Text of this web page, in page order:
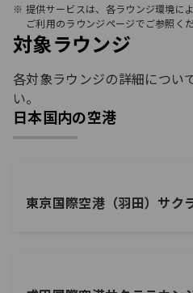
提供サービスは、各ラウンジ環境に
ご利用のラウンジページでご参照くだ
対象ラウンジ
各対象ラウンジの詳細につい
い。
日本国内の空港
東京国際空港（羽田）サク